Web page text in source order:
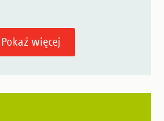
Pokaż więcej